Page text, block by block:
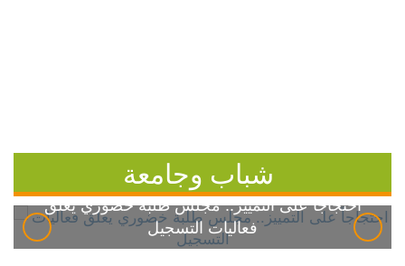
شباب وجامعة
احتجاجاً على التمييز.. مجلس طلبة خضوري يعلق
فعاليات التسجيل